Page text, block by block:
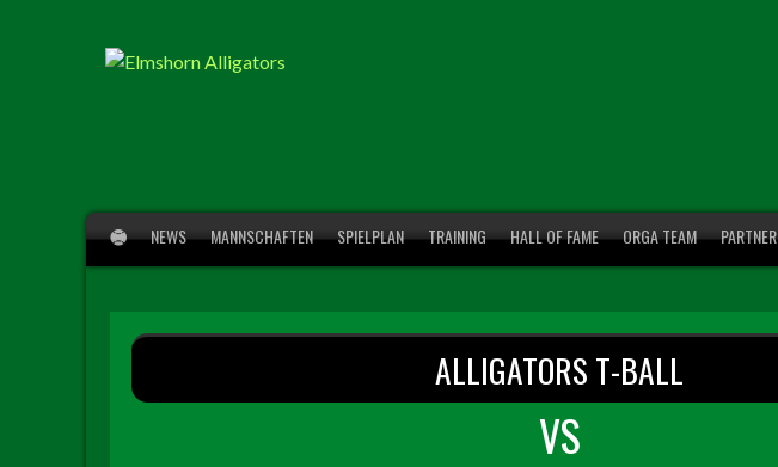
NEWS MANNSCHAFTEN SPIELPLAN TRAINING HALL OF FAME ORGA TEAM PARTNER
ALLIGATORS T-BALL
VS